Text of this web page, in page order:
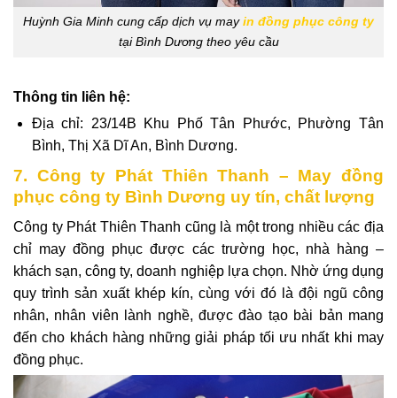
Huỳnh Gia Minh cung cấp dịch vụ mayin đồng phục công ty
tại Bình Dương theo yêu cầu
Thông tin liên hệ:
Địa chỉ: 23/14B Khu Phố Tân Phước, Phường Tân
Bình, Thị Xã Dĩ An, Bình Dương.
7. Công ty Phát Thiên Thanh – May đồng
phục công ty Bình Dương uy tín, chất lượng
Công ty Phát Thiên Thanh cũng là một trong nhiều các địa
chỉ may đồng phục được các trường học, nhà hàng –
khách sạn, công ty, doanh nghiệp lựa chọn. Nhờ ứng dụng
quy trình sản xuất khép kín, cùng với đó là đội ngũ công
nhân, nhân viên lành nghề, được đào tạo bài bản mang
đến cho khách hàng những giải pháp tối ưu nhất khi may
đồng phục.